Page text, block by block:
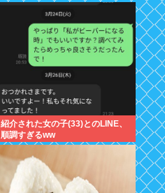
す。低PBRの会社は大増税を覚悟
紹介された女の子(33)とのLINE、
順調すぎるww